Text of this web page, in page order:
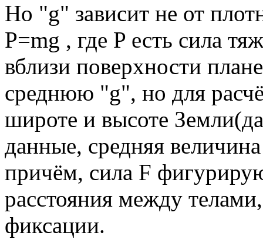
Но "g" зависит не от
P=mg , где P есть сила
вблизи поверхности
среднюю "g", но для
широте и высоте
данные, средняя
причём, сила F
расстояния между
фиксации.